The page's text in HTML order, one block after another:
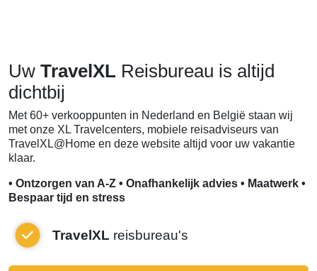
Uw TravelXL Reisbureau is altijd
dichtbij
Met 60+ verkooppunten in Nederland en België staan wij
met onze XL Travelcenters, mobiele reisadviseurs van
TravelXL@Home en deze website altijd voor uw vakantie
klaar.
• Ontzorgen van A-Z • Onafhankelijk advies • Maatwerk •
Bespaar tijd en stress
TravelXL reisbureau's